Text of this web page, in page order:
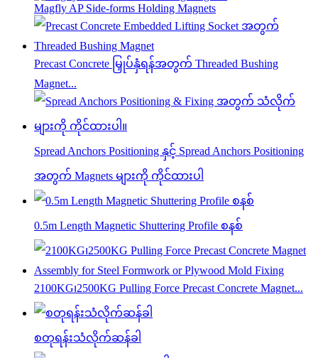
Magfly AP Side-forms Holding Magnets
Precast Concrete မြှုပ်နှံရန်အတွက် Threaded Bushing
Magnet...
Spread Anchors Positioning နှင့် Spread Anchors Positioning
အတွက် Magnets များကို ကိုင်ထားပါ
0.5m Length Magnetic Shuttering Profile စနစ်
2100KG၊2500KG Pulling Force Precast Concrete Magnet...
စတုရန်းသံလိုက်ဆန်ခါ